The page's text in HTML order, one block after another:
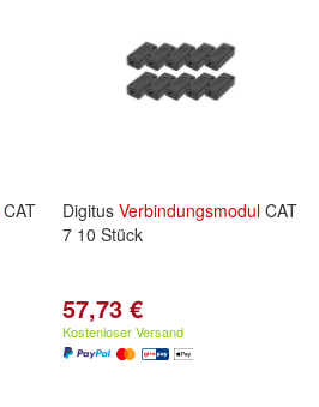
CAT
Digitus Verbindungsmodul CAT
7 10 Stück
57,73 €
Kostenloser Versand